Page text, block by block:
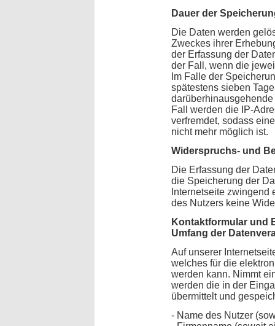
Dauer der
Die Daten werden
Zweckes ihrer
der Erfassung der
der Fall, wenn die
Im Falle der
spätestens sieben
Fall werden die IP-
verfremdet, sodass
nicht mehr möglich ist.
Widerspruchs- und
Die Erfassung der
die Speicherung der
Internetseite
des Nutzers keine
Kontaktformular und
Umfang der
Auf unserer
welches für die
werden kann. Nimmt
werden die in der
übermittelt und
- Name des Nutzer